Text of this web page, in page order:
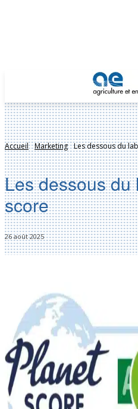
Accueil Marketing Les dessous du
Les dessous du
score
26 août 2025